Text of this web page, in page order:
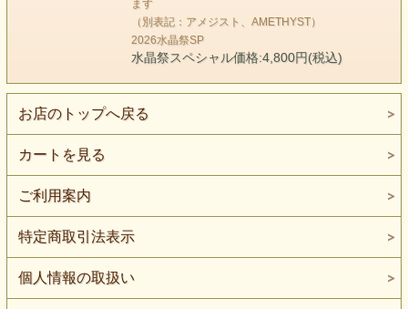
活力を取り戻しましょう。
精神的不安を和らげ心の落ち着きを促す。
直観力を増大させるので 瞑想に最適。
霊的意識の最初の変化を促す。
意識を未知なる次元へ導き、
生命エネルギーを高めてくれる。
個々の魂のメッセージの扉を開ける。
良夢を見るといわれる。
ます
（別表記：アメジスト、AMETHYST）
2026水晶祭SP
水晶祭スペシャル価格:4,800円(税込)
お店のトップへ戻る
カートを見る
ご利用案内
特定商取引法表示
個人情報の取扱い